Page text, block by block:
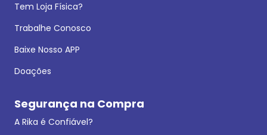
Tem Loja Física?
Trabalhe Conosco
Baixe Nosso APP
Doações
Segurança na Compra
A Rika é Confiável?